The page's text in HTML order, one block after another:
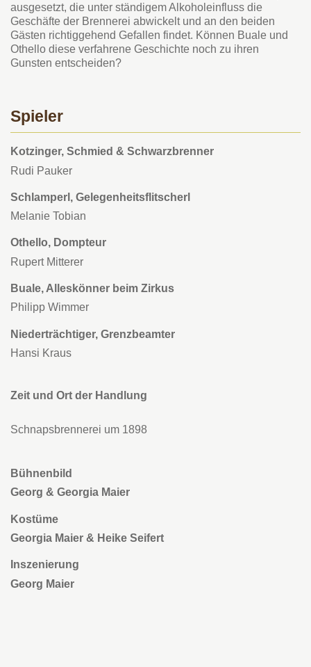
ausgesetzt, die unter ständigem Alkoholeinfluss die
Geschäfte der Brennerei abwickelt und an den beiden
Gästen richtiggehend Gefallen findet. Können Buale und
Othello diese verfahrene Geschichte noch zu ihren
Gunsten entscheiden?
Spieler
Kotzinger, Schmied & Schwarzbrenner
Rudi Pauker
Schlamperl, Gelegenheitsflitscherl
Melanie Tobian
Othello, Dompteur
Rupert Mitterer
Buale, Alleskönner beim Zirkus
Philipp Wimmer
Niederträchtiger, Grenzbeamter
Hansi Kraus
Zeit und Ort der Handlung
Schnapsbrennerei um 1898
Bühnenbild
Georg & Georgia Maier
Kostüme
Georgia Maier & Heike Seifert
Inszenierung
Georg Maier